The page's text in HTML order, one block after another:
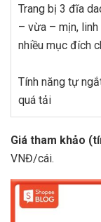
Trang bị 3 đĩa
– vừa – mịn, linh
nhiều mục đích
Tính năng tự
quá tải
Giá tham khảo
VNĐ/cái.